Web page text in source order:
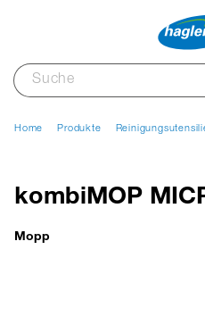
Home Produkte
kombiMOP
Mopp